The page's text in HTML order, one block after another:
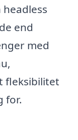
end
med
fleksibilitet
for.